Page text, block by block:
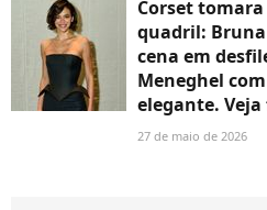
Corset
quadril:
cena em
Meneghel
elegante.
27 de maio de 2026